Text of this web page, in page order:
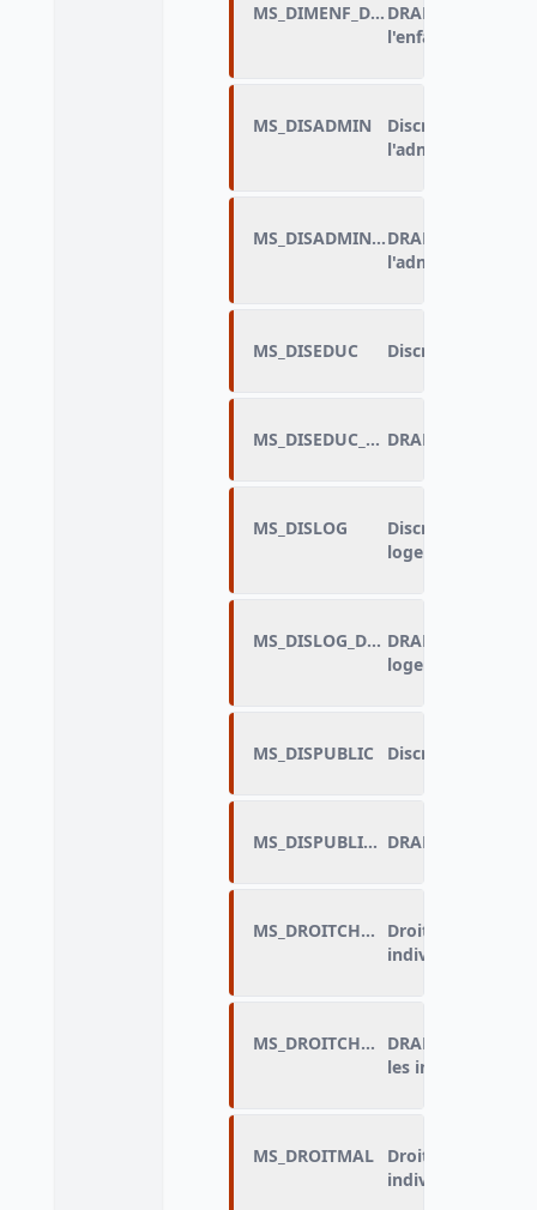
MS_DIMENF_DRAP
l'enfant
MS_DISADMIN
Discriminations
l'administration
MS_DISADMIN_DRAP
l'administration
MS_DISEDUC Discriminations
MS_DISEDUC_DRAP
MS_DISLOG
Discriminations
logement
MS_DISLOG_DRAP
logement
MS_DISPUBLIC Discriminations
MS_DISPUBLIC_DRAP
MS_DROITCHOMDroit aux
individus en
MS_DROITCHOM_DRAPDRAP_Droit aux
les individus en
MS_DROITMAL
Droit au congé
individus en